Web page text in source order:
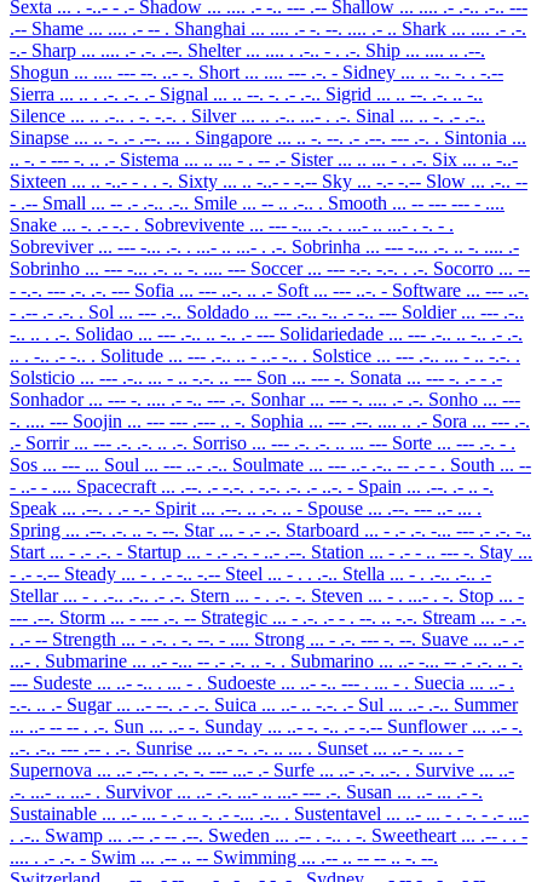
Sexta ... . -..- - .- Shadow ... .... .- -.. --- .-- Shallow ... .... .- .-.. .-.. ---
.-- Shame ... .... .- -- . Shanghai ... .... .- -. --. .... .- .. Shark ... .... .- .-.
-.- Sharp ... .... .- .-. .--. Shelter ... .... . .-.. - . .-. Ship ... .... .. .--.
Shogun ... .... --- --. ..- -. Short ... .... --- .-. - Sidney ... .. -.. -. . -.--
Sierra ... .. . .-. .-. .- Signal ... .. --. -. .- .-.. Sigrid ... .. --. .-. .. -..
Silence ... .. .-.. . -. -.-. . Silver ... .. .-.. ...- . .-. Sinal ... .. -. .- .-..
Sinapse ... .. -. .- .--. ... . Singapore ... .. -. --. .- .--. --- .-. . Sintonia ...
.. -. - --- -. .. .- Sistema ... .. ... - . -- .- Sister ... .. ... - . .-. Six ... .. -..-
Sixteen ... .. -..- - . . -. Sixty ... .. -..- - -.-- Sky ... -.- -.-- Slow ... .-.. --
- .-- Small ... -- .- .-.. .-.. Smile ... -- .. .-.. . Smooth ... -- --- --- - ....
Snake ... -. .- -.- . Sobrevivente ... --- -... .-. . ...- .. ...- . -. - .
Sobreviver ... --- -... .-. . ...- .. ...- . .-. Sobrinha ... --- -... .-. .. -. .... .-
Sobrinho ... --- -... .-. .. -. .... --- Soccer ... --- -.-. -.-. . .-. Socorro ... --
- -.-. --- .-. .-. --- Sofia ... --- ..-. .. .- Soft ... --- ..-. - Software ... --- ..-.
- .-- .- .-. . Sol ... --- .-.. Soldado ... --- .-.. -.. .- -.. --- Soldier ... --- .-..
-.. .. . .-. Solidao ... --- .-.. .. -.. .- --- Solidariedade ... --- .-.. .. -.. .- .-.
.. . -.. .- -.. . Solitude ... --- .-.. .. - ..- -.. . Solstice ... --- .-.. ... - .. -.-. .
Solsticio ... --- .-.. ... - .. -.-. .. --- Son ... --- -. Sonata ... --- -. .- - .-
Sonhador ... --- -. .... .- -.. --- .-. Sonhar ... --- -. .... .- .-. Sonho ... ---
-. .... --- Soojin ... --- --- .--- .. -. Sophia ... --- .--. .... .. .- Sora ... --- .-.
.- Sorrir ... --- .-. .-. .. .-. Sorriso ... --- .-. .-. .. ... --- Sorte ... --- .-. - .
Sos ... --- ... Soul ... --- ..- .-.. Soulmate ... --- ..- .-.. -- .- - . South ... --
- ..- - .... Spacecraft ... .--. .- -.-. . -.-. .-. .- ..-. - Spain ... .--. .- .. -.
Speak ... .--. . .- -.- Spirit ... .--. .. .-. .. - Spouse ... .--. --- ..- ... .
Spring ... .--. .-. .. -. --. Star ... - .- .-. Starboard ... - .- .-. -... --- .- .-. -..
Start ... - .- .-. - Startup ... - .- .-. - ..- .--. Station ... - .- - .. --- -. Stay ...
- .- -.-- Steady ... - . .- -.. -.-- Steel ... - . . .-.. Stella ... - . .-.. .-.. .-
Stellar ... - . .-.. .-.. .- .-. Stern ... - . .-. -. Steven ... - . ...- . -. Stop ... -
--- .--. Storm ... - --- .-. -- Strategic ... - .-. .- - . --. .. -.-. Stream ... - .-.
. .- -- Strength ... - .-. . -. --. - .... Strong ... - .-. --- -. --. Suave ... ..- .-
...- . Submarine ... ..- -... -- .- .-. .. -. . Submarino ... ..- -... -- .- .-. .. -.
--- Sudeste ... ..- -.. . ... - . Sudoeste ... ..- -.. --- . ... - . Suecia ... ..- .
-.-. .. .- Sugar ... ..- --. .- .-. Suica ... ..- .. -.-. .- Sul ... ..- .-.. Summer
... ..- -- -- . .-. Sun ... ..- -. Sunday ... ..- -. -.. .- -.-- Sunflower ... ..- -.
..-. .-.. --- .-- . .-. Sunrise ... ..- -. .-. .. ... . Sunset ... ..- -. ... . -
Supernova ... ..- .--. . .-. -. --- ...- .- Surfe ... ..- .-. ..-. . Survive ... ..-
.-. ...- .. ...- . Survivor ... ..- .-. ...- .. ...- --- .-. Susan ... ..- ... .- -.
Sustainable ... ..- ... - .- .. -. .- -... .-.. . Sustentavel ... ..- ... - . -. - .- ...-
. .-.. Swamp ... .-- .- -- .--. Sweden ... .-- . -.. . -. Sweetheart ... .-- . . -
.... . .- .-. - Swim ... .-- .. -- Swimming ... .-- .. -- -- .. -. --.